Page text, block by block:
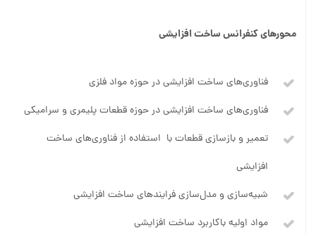
محورهاي کنفرانس ساخت افزایشی
فناوری‌های ساخت افزایشی در حوزه مواد فلزی
فناوری‌های ساخت افزایشی در حوزه قطعات پلیمری و سرامیکی
تعمیر و بازسازی قطعات با استفاده از فناوری‌های ساخت
افزایشی
شبیه‌سازی و مدل‌سازی فرایندهای ساخت افزایشی
مواد اولیه باکاربرد ساخت افزایشی